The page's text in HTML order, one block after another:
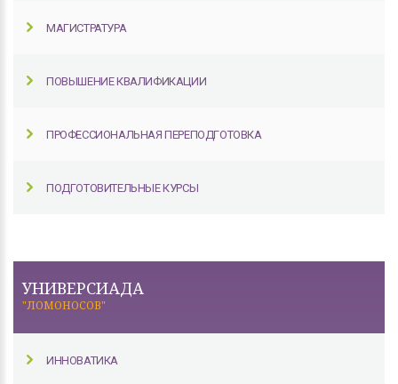
МАГИСТРАТУРА
ПОВЫШЕНИЕ КВАЛИФИКАЦИИ
ПРОФЕССИОНАЛЬНАЯ ПЕРЕПОДГОТОВКА
ПОДГОТОВИТЕЛЬНЫЕ КУРСЫ
УНИВЕРСИАДА
"ЛОМОНОСОВ"
ИННОВАТИКА